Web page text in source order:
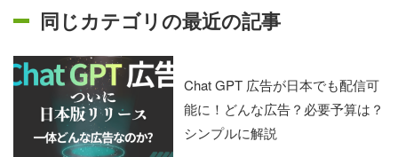
同じカテゴリの最近の記事
Chat GPT 広告が日本でも配信可
能に！どんな広告？必要予算は？
シンプルに解説